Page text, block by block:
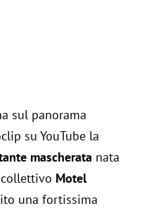
sul panorama
su YouTube la
mascherata nata
Motel
una fortissima